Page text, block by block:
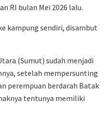
RI bulan Mei 2026 lalu.
kampung sendiri, disambut
(Sumut) sudah menjadi
setelah mempersunting
perempuan berdarah Batak
tentunya memiliki